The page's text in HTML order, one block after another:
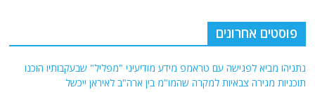
פוסטים אחרונים
נתניהו מביא לפגישה עם טראמפ מידע מודיעיני "מפליל" שבעקבותיו הוכנו
תוכניות מגירה צבאיות למקרה שהמו"מ בין ארה"ב לאיראן ייכשל